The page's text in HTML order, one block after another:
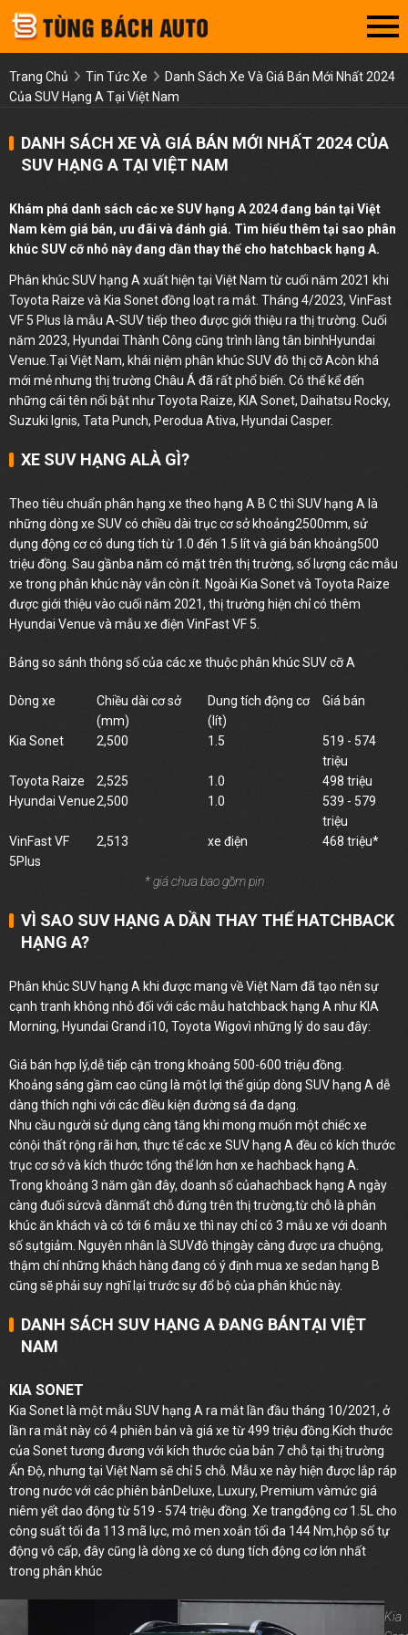
Trang Chủ Tin Tức Xe
Danh Sách Xe Và Giá Bán Mới Nhất 2024
Của SUV Hạng A Tại Việt Nam
DANH SÁCH XE VÀ GIÁ BÁN MỚI NHẤT 2024 CỦA
SUV HẠNG A TẠI VIỆT NAM
Khám phá danh sách các xe SUV hạng A 2024 đang bán tại Việt
Nam kèm giá bán, ưu đãi và đánh giá. Tìm hiểu thêm tại sao phân
khúc SUV cỡ nhỏ này đang dần thay thế cho hatchback hạng A.
Phân khúc SUV hạng A xuất hiện tại Việt Nam từ cuối năm 2021 khi
Toyota Raize và Kia Sonet đồng loạt ra mắt. Tháng 4/2023, VinFast
VF 5 Plus là mẫu A-SUV tiếp theo được giới thiệu ra thị trường. Cuối
năm 2023, Hyundai Thành Công cũng trình làng tân binhHyundai
Venue.Tại Việt Nam, khái niệm phân khúc SUV đô thị cỡ Acòn khá
mới mẻ nhưng thị trường Châu Á đã rất phổ biến. Có thể kể đến
những cái tên nổi bật như Toyota Raize, KIA Sonet, Daihatsu Rocky,
Suzuki Ignis, Tata Punch, Perodua Ativa, Hyundai Casper.
XE SUV HẠNG ALÀ GÌ?
Theo tiêu chuẩn phân hạng xe theo hạng A B C thì SUV hạng A là
những dòng xe SUV có chiều dài trục cơ sở khoảng2500mm, sử
dụng động cơ có dung tích từ 1.0 đến 1.5 lít và giá bán khoảng500
triệu đồng. Sau gầnba năm có mặt trên thị trường, số lượng các mẫu
xe trong phân khúc này vẫn còn ít. Ngoài Kia Sonet và Toyota Raize
được giới thiệu vào cuối năm 2021, thị trường hiện chỉ có thêm
Hyundai Venue và mẫu xe điện VinFast VF 5.
Bảng so sánh thông số của các xe thuộc phân khúc SUV cỡ A
Dòng xe
Chiều dài cơ sở
(mm)
Dung tích động cơ
(lít)
Giá bán
Kia Sonet 2,500 1.5
519 - 574
triệu
Toyota Raize
2,525 1.0
498 triệu
Hyundai Venue2,500 1.0
539 - 579
triệu
VinFast VF
5Plus
2,513 xe điện 468 triệu*
* giá chưa bao gồm pin
VÌ SAO SUV HẠNG A DẦN THAY THẾ HATCHBACK
HẠNG A?
Phân khúc SUV hạng A khi được mang về Việt Nam đã tạo nên sự
cạnh tranh không nhỏ đối với các mẫu hatchback hạng A như KIA
Morning, Hyundai Grand i10, Toyota Wigovì những lý do sau đây:
Giá bán hợp lý,dễ tiếp cận trong khoảng 500-600 triệu đồng.
Khoảng sáng gầm cao cũng là một lợi thế giúp dòng SUV hạng A dễ
dàng thích nghi với các điều kiện đường sá đa dạng.
Nhu cầu người sử dụng càng tăng khi mong muốn một chiếc xe
cónội thất rộng rãi hơn, thực tế các xe SUV hạng A đều có kích thước
trục cơ sở và kích thước tổng thể lớn hơn xe hachback hạng A.
Trong khoảng 3 năm gần đây, doanh số củahachback hạng A ngày
càng đuối sứcvà dầnmất chỗ đứng trên thị trường,từ chỗ là phân
khúc ăn khách và có tới 6 mẫu xe thì nay chỉ có 3 mẫu xe với doanh
số sụtgiảm. Nguyên nhân là SUVđô thịngày càng được ưa chuộng,
thậm chí những khách hàng đang có ý định mua xe sedan hạng B
cũng sẽ phải suy nghĩ lại trước sự đổ bộ của phân khúc này.
DANH SÁCH SUV HẠNG A ĐANG BÁNTẠI VIỆT
NAM
KIA SONET
Kia Sonet là một mẫu SUV hạng A ra mắt lần đầu tháng 10/2021, ở
lần ra mắt này có 4 phiên bản và giá xe từ 499 triệu đồng.Kích thước
của Sonet tương đương với kích thước của bản 7 chỗ tại thị trường
Ấn Độ, nhưng tại Việt Nam sẽ chỉ 5 chỗ. Mẫu xe này hiện được lắp ráp
trong nước với các phiên bảnDeluxe, Luxury, Premium vàmức giá
niêm yết dao động từ 519 - 574 triệu đồng. Xe trangđộng cơ 1.5L cho
công suất tối đa 113 mã lực, mô men xoắn tối đa 144 Nm,hộp số tự
động vô cấp, đây cũng là dòng xe có dung tích động cơ lớn nhất
trong phân khúc
Kia